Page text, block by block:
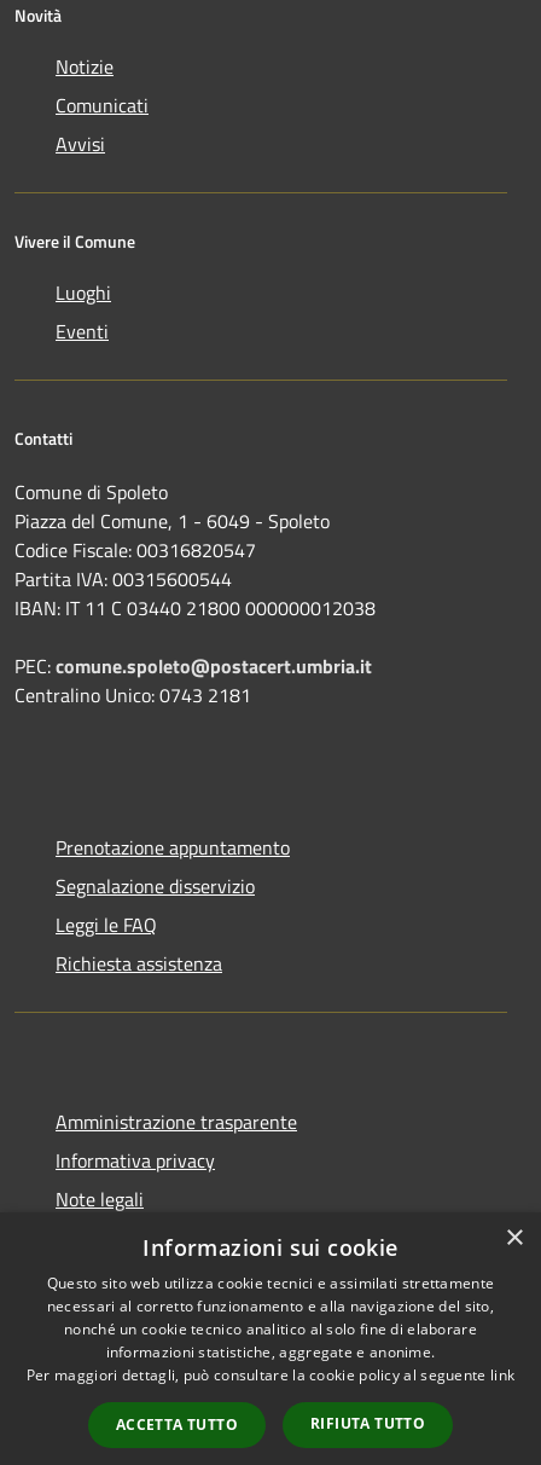
Novità
Notizie
Comunicati
Avvisi
Vivere il Comune
Luoghi
Eventi
Contatti
Comune di Spoleto
Piazza del Comune, 1 - 6049 - Spoleto
Codice Fiscale: 00316820547
Partita IVA: 00315600544
IBAN: IT 11 C 03440 21800 000000012038
PEC:comune.spoleto@postacert.umbria.it
Centralino Unico: 0743 2181
Prenotazione appuntamento
Segnalazione disservizio
Leggi le FAQ
Richiesta assistenza
Amministrazione trasparente
Informativa privacy
Note legali
Dichiarazione di accessibilità
Accessibilità
Copyright © 2026 • Comune di
Spoleto • Powered by
Municipium•
Accesso
redazione
×
Informazioni sui cookie
Questo sito web utilizza cookie tecnici e assimilati strettamente
necessari al corretto funzionamento e alla navigazione del sito,
nonché un cookie tecnico analitico al solo fine di elaborare
informazioni statistiche, aggregate e anonime.
Per maggiori dettagli, può consultare la cookie policy al seguente link
ACCETTA TUTTO RIFIUTA TUTTO